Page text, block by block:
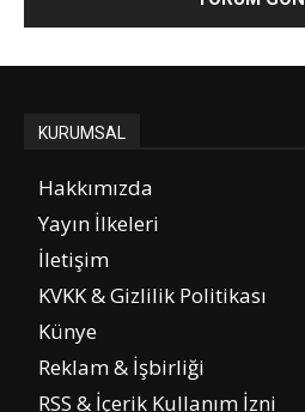
KURUMSAL
Hakkımızda
Yayın İlkeleri
İletişim
KVKK & Gizlilik Politikası
Künye
Reklam & İşbirliği
RSS & İçerik Kullanım İzni